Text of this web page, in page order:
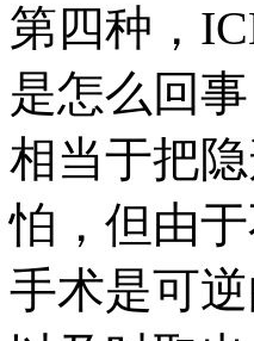
第四种，
是怎么回
相当于把
怕，但由
手术是可